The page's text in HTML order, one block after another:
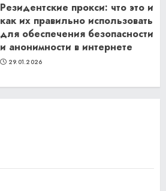
Резидентские прокси: что это и
как их правильно использовать
для обеспечения безопасности
и анонимности в интернете
29.01.2026